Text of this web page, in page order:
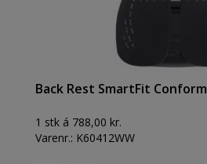
Back Rest SmartFit Conform
1 stk á 788,00 kr.
Varenr.: K60412WW